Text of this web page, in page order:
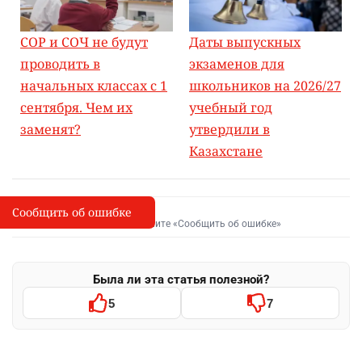
СОР и СОЧ не будут
проводить в
начальных классах с 1
сентября. Чем их
заменят?
Даты выпускных
экзаменов для
школьников на 2026/27
учебный год
утвердили в
Казахстане
I
Сообщить об опечатке
Выделите фрагмент и нажмите «Сообщить об ошибке»
Была ли эта статья полезной?
5 7
Сообщить об ошибке